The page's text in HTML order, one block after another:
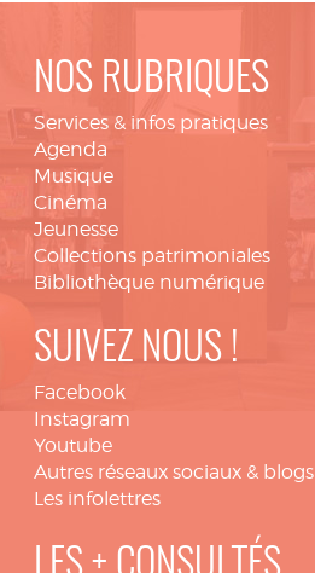
NOS RUBRIQUES
Services & infos pratiques
Agenda
Musique
Cinéma
Jeunesse
Collections patrimoniales
Bibliothèque numérique
SUIVEZ NOUS !
Facebook
Instagram
Youtube
Autres réseaux sociaux & blogs
Les infolettres